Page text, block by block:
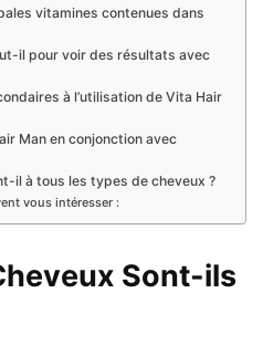
vitamines contenues dans
il pour voir des résultats avec
à l’utilisation de Vita Hair
Man en conjonction avec
il à tous les types de cheveux ?
vous intéresser :
Sont-ils